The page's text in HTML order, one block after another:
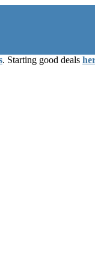
. Starting good deals